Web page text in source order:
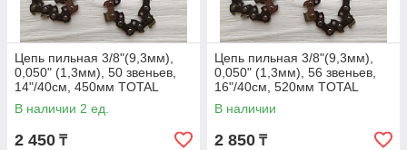
Цепь пильная 3/8"(9,3мм),
0,050" (1,3мм), 50 звеньев,
14"/40см, 450мм TOTAL
TOOLS
В наличии 2 ед.
2 450 ₸
Цепь пильная 3/8"(9,3мм),
0,050" (1,3мм), 56 звеньев,
16"/40см, 520мм TOTAL
TOOLS
В наличии
2 850 ₸